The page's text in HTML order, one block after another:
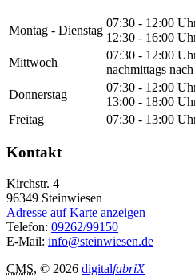
Montag - Dienstag
07:30 - 12:00
12:30 - 16:00
Mittwoch
07:30 - 12:00
nachmittags
Donnerstag
07:30 - 12:00
13:00 - 18:00
Freitag
07:30 - 13:00
Kontakt
Kirchstr. 4
96349 Steinwiesen
Adresse auf Karte anzeigen
Telefon: 09262/99150
E-Mail: info@steinwiesen.de
CMS, © 2026 digitalfabriX